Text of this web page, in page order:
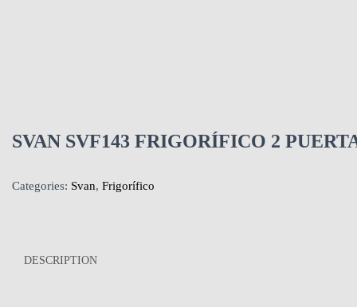
SVAN SVF143 FRIGORÍFICO 2
Categories: Svan, Frigorífico
DESCRIPTION